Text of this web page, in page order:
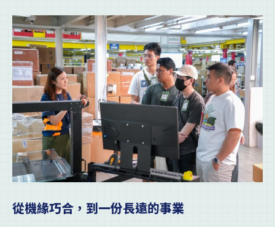
從機緣巧合，到一份長遠的事業